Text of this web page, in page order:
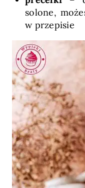
solone,
w przepisie